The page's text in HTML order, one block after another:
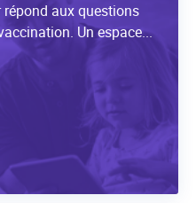
aux questions
Un espace...